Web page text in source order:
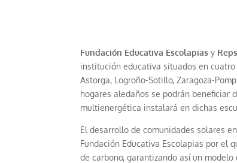
Fundación Educativa Escolapiasy
institución educativa situados en
Astorga, Logroño-Sotillo, Zaragoza-
hogares aledaños se podrán beneficiar
multienergética instalará en dichas
El desarrollo de comunidades solares
Fundación Educativa Escolapias por el
de carbono, garantizando así un